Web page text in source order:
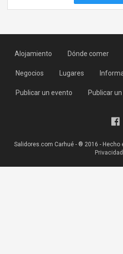
Alojamiento Dónde comer
Negocios Lugares
Publicar un evento Publicar
Salidores.com Carhué - ® 2016 - Hecho
Privacidad